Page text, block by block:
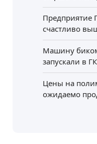
Предприятие
счастливо
Машину
запускали в
Цены на
ожидаемо